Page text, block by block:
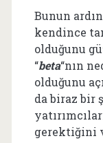
Bunun
kendince
olduğunu
“beta“nın
olduğunu
da biraz bir
gerektiğini